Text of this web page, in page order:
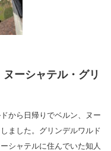
ーシャテル・グリ
から日帰りでベルン、ヌー
ました。グリンデルワルド
シャテルに住んでいた知人